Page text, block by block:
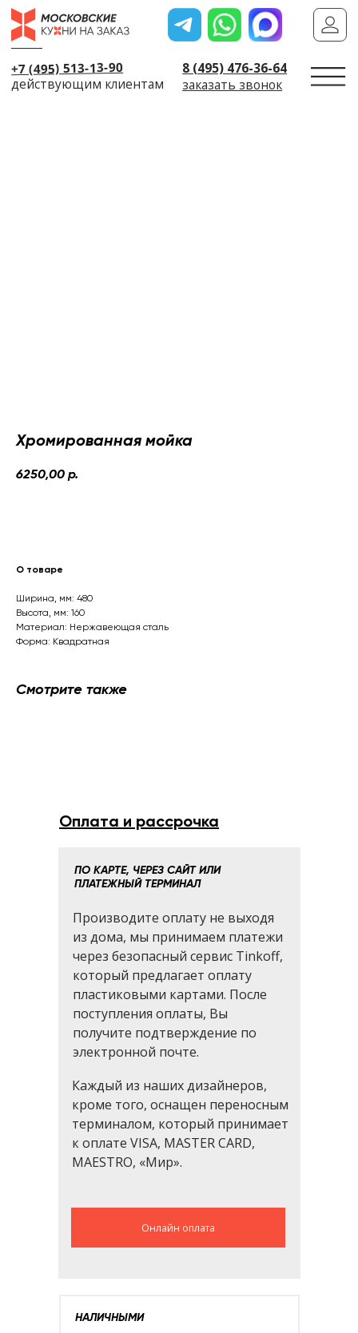
+7 (495) 513-13-90
заказать звонок
действующим клиентам
← Назад
Хромированная мойка
6250,00 р.
О товаре
Ширина, мм: 480
Высота, мм: 160
Материал: Нержавеющая сталь
Форма: Квадратная
Смотрите также
Оплата и рассрочка
ПО КАРТЕ, ЧЕРЕЗ САЙТ ИЛИ
ПЛАТЕЖНЫЙ ТЕРМИНАЛ
Производите оплату не выходя
из дома, мы принимаем платежи
через безопасный сервис Tinkoff,
который предлагает оплату
пластиковыми картами. После
поступления оплаты, Вы
получите подтверждение по
электронной почте.
Каждый из наших дизайнеров,
кроме того, оснащен переносным
терминалом, который принимает
к оплате VISA, MASTER CARD,
MAESTRO, «Мир».
НАЛИЧНЫМИ
Онлайн оплата